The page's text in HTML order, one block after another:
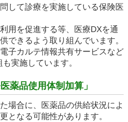
して診療を実施している保険医
用を促進する等、医療DXを通
できるよう取り組んでいます。
子カルテ情報共有サービスなど
実施しています。
薬品使用体制加算」
場合に、医薬品の供給状況によ
となる可能性があります。